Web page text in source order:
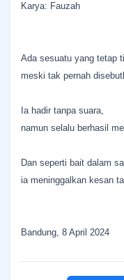
Karya: Fauzah
Ada sesuatu yang tetap
meski tak pernah
Ia hadir tanpa suara,
namun selalu berhasil
Dan seperti bait dalam
ia meninggalkan kesan
Bandung, 8 April 2024